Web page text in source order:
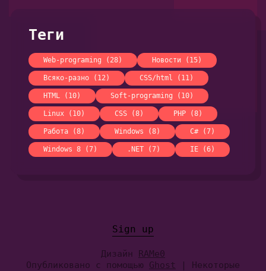
Теги
Web-programing (28) Новости (15)
Всяко-разно (12) CSS/html (11)
HTML (10) Soft-programing (10)
Linux (10) CSS (8) PHP (8)
Работа (8) Windows (8) C# (7)
Windows 8 (7) .NET (7) IE (6)
Sign up
Дизайн RAMe0
Опубликовано с помощью Ghost | Некоторые